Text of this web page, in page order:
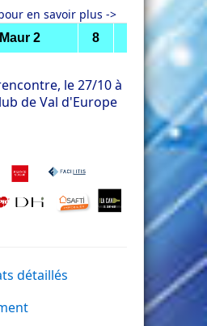
en savoir plus ->
2 8 Chambly
le 27/10 à
de Val d'Europe
détaillés